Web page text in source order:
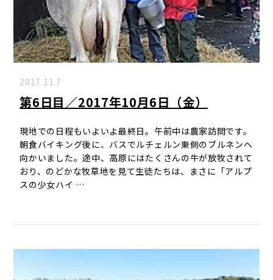
2017.11.7
第6日目／2017年10月6日（金）
現地での日程もいよいよ最終日。午前中は農家訪問です。
朝食バイキング後に、バスでルチェルン東側のブルネンへ
向かいました。途中、高原にはたくさんの牛が放牧されて
おり、のどかな牧草地を見て生徒たちは、まさに「アルプ
スの少女ハイ …